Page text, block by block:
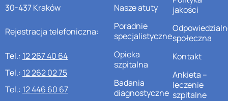
30-437 Kraków
Rejestracja telefoniczna:
Tel.: 12 267 40 64
Tel.: 12 262 02 75
Tel.: 12 446 60 67
Nasze atuty
Poradnie
specjalistyczne
Opieka
szpitalna
Badania
diagnostyczne
jakości
społeczna
Kontakt
Ankieta –
leczenie
szpitalne